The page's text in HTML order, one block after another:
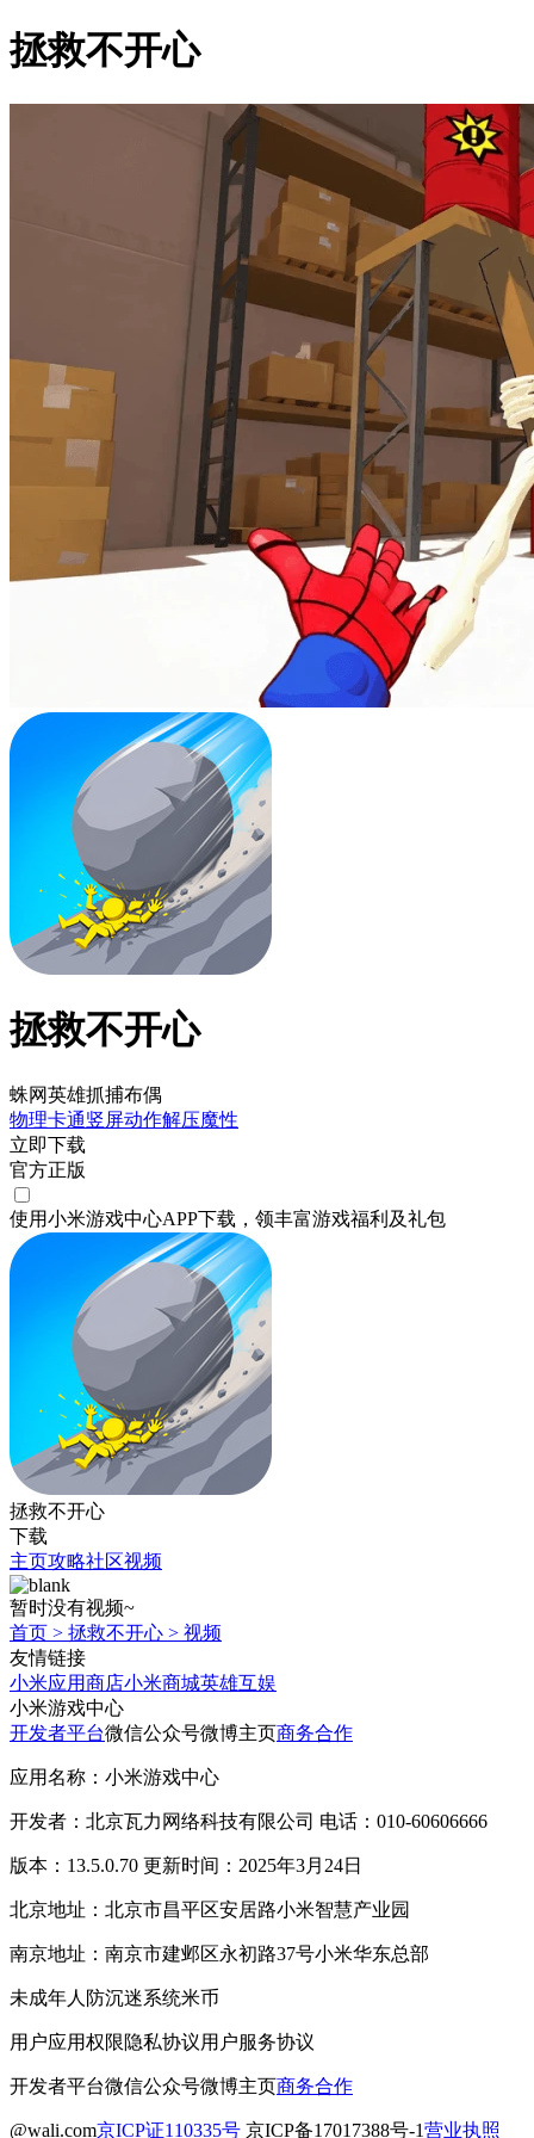
拯救不开心
拯救不开心
蛛网英雄抓捕布偶
物理卡通竖屏动作解压魔性
立即下载
官方正版
使用小米游戏中心APP下载 ，领丰富游戏福利 及礼包
拯救不开心
下载
主页攻略社区视频
暂时没有视频~
首页 > 拯救不开心 > 视频
友情链接
小米应用商店小米商城英雄互娱
小米游戏中心
开发者平台微信公众号微博主页商务合作
应用名称：小米游戏中心
开发者：北京瓦力网络科技有限公司 电话：010-60606666
版本：13.5.0.70 更新时间：2025年3月24日
北京地址：北京市昌平区安居路小米智慧产业园
南京地址：南京市建邺区永初路37号小米华东总部
未成年人防沉迷系统米币
用户应用权限隐私协议用户服务协议
开发者平台微信公众号微博主页商务合作
@wali.com京ICP证110335号 京ICP备17017388号-1营业执照